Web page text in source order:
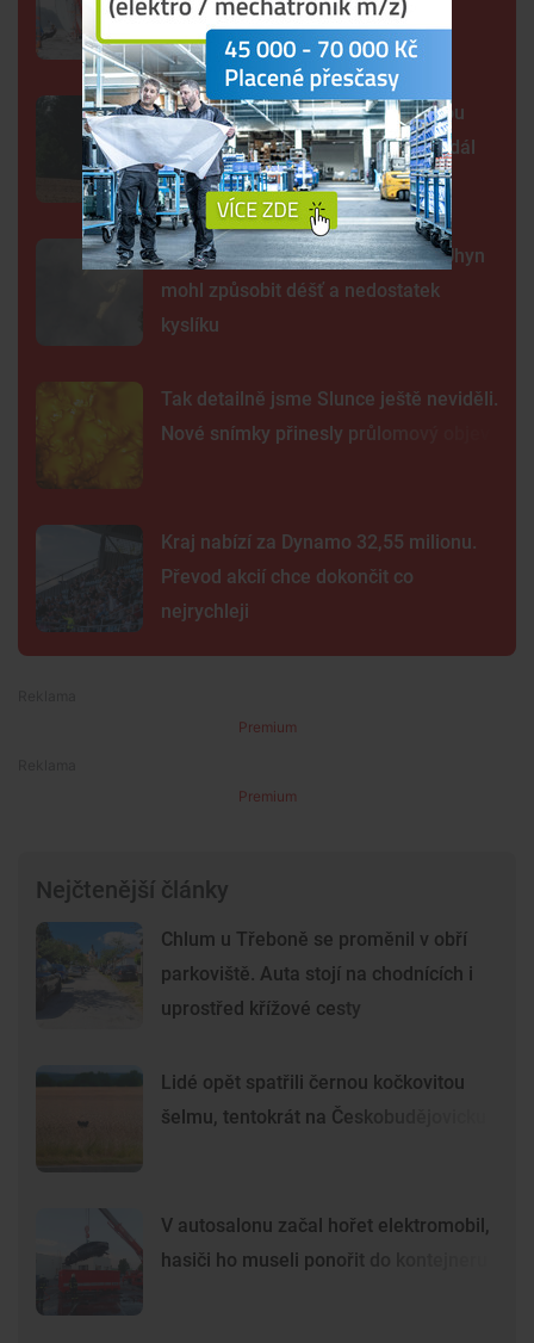
počasím
Šelma na jihu Čech? Záběry mohou
zachycovat kočku, policie hlášení dál
prověřuje
Sto mrtvých ryb v centru Budějc. Úhyn
mohl způsobit déšť a nedostatek
kyslíku
Tak detailně jsme Slunce ještě neviděli.
Nové snímky přinesly průlomový objev
Kraj nabízí za Dynamo 32,55 milionu.
Převod akcií chce dokončit co
nejrychleji
Premium
Premium
Nejčtenější články
Chlum u Třeboně se proměnil v obří
parkoviště. Auta stojí na chodnících i
uprostřed křížové cesty
Lidé opět spatřili černou kočkovitou
šelmu, tentokrát na Českobudějovicku
V autosalonu začal hořet elektromobil,
hasiči ho museli ponořit do kontejneru